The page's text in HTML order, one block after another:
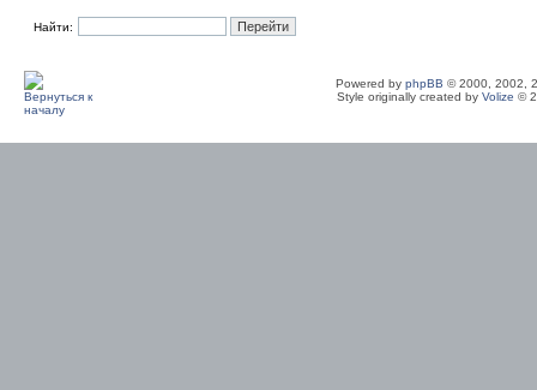
Найти:
Powered by phpBB © 2000, 2002,
Style originally created by Volize ©